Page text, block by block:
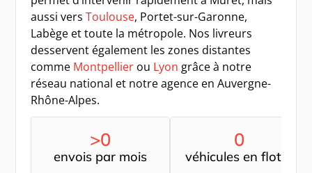
aussi vers Toulouse, Portet-sur-Garonne,
Labège et toute la métropole. Nos livreurs
desservent également les zones distantes
comme Montpellierou Lyon grâce à notre
réseau national et notre agence en Auvergne-
Rhône-Alpes.
envois par mois
>0
véhicules en flotte
0